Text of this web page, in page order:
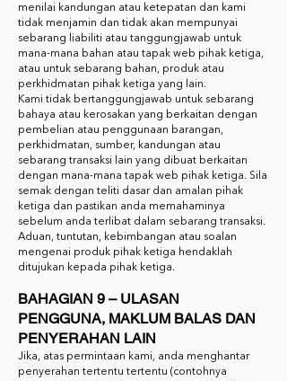
menilai kandungan atau ketepatan dan kami
tidak menjamin dan tidak akan mempunyai
sebarang liabiliti atau tanggungjawab untuk
mana-mana bahan atau tapak web pihak ketiga,
atau untuk sebarang bahan, produk atau
perkhidmatan pihak ketiga yang lain.
Kami tidak bertanggungjawab untuk sebarang
bahaya atau kerosakan yang berkaitan dengan
pembelian atau penggunaan barangan,
perkhidmatan, sumber, kandungan atau
sebarang transaksi lain yang dibuat berkaitan
dengan mana-mana tapak web pihak ketiga. Sila
semak dengan teliti dasar dan amalan pihak
ketiga dan pastikan anda memahaminya
sebelum anda terlibat dalam sebarang transaksi.
Aduan, tuntutan, kebimbangan atau soalan
mengenai produk pihak ketiga hendaklah
ditujukan kepada pihak ketiga.
BAHAGIAN 9 – ULASAN
PENGGUNA, MAKLUM BALAS DAN
PENYERAHAN LAIN
Jika, atas permintaan kami, anda menghantar
penyerahan tertentu tertentu (contohnya